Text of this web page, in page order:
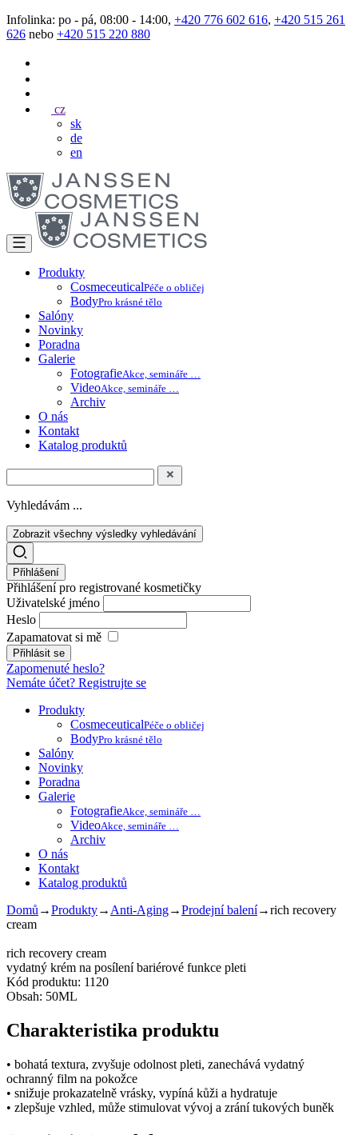
Infolinka: po - pá, 08:00 - 14:00, +420 776 602 616, +420 515 261
626 nebo +420 515 220 880
cz
sk
de
en
Produkty
CosmeceuticalPéče o obličej
BodyPro krásné tělo
Salóny
Novinky
Poradna
Galerie
FotografieAkce, semináře …
VideoAkce, semináře …
Archiv
O nás
Kontakt
Katalog produktů
Vyhledávám ...
Zobrazit všechny výsledky vyhledávání
Přihlášení
Přihlášení pro registrované kosmetičky
Uživatelské jméno
Heslo
Zapamatovat si mě
Zapomenuté heslo?
Nemáte účet? Registrujte se
Produkty
CosmeceuticalPéče o obličej
BodyPro krásné tělo
Salóny
Novinky
Poradna
Galerie
FotografieAkce, semináře …
VideoAkce, semináře …
Archiv
O nás
Kontakt
Katalog produktů
Domů →Produkty→ Anti-Aging→Prodejní balení→rich recovery
cream
rich recovery cream
vydatný krém na posílení bariérové funkce pleti
Kód produktu: 1120
Obsah: 50ML
Charakteristika produktu
• bohatá textura, zvyšuje odolnost pleti, zanechává vydatný
ochranný film na pokožce
• snižuje prokazatelně vrásky, vypíná kůži a hydratuje
• zlepšuje vzhled, může stimulovat vývoj a zrání tukových buněk